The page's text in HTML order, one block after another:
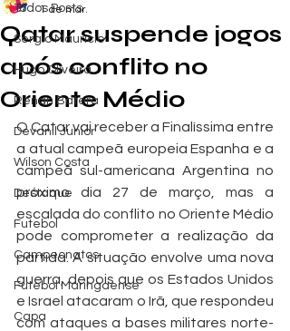
Todos Posts
Sergio Maurício
Hugo Oliveira
Renan Batera
Devanil Junior
Wilson Costa
Destaque
Futebol
Campeonatos
Futebol Maringaense
Capa
Qatar suspende jogos
após conflito no
Oriente Médio
1 de mar.
O Catar vai receber a Finalíssima entre
a atual campeã europeia Espanha e a
campeã sul-americana Argentina no
próximo dia 27 de março, mas a
escalada do conflito no Oriente Médio
pode comprometer a realização da
partida. A situação envolve uma nova
guerra, depois que os Estados Unidos
e Israel atacaram o Irã, que respondeu
com ataques a bases militares norte-